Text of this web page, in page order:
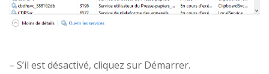
– S’il est désactivé, cliquez sur Démarrer.